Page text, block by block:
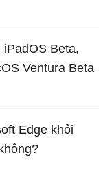
iPadOS Beta,
Ventura Beta
Edge khỏi